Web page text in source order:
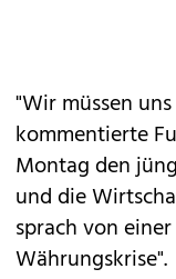
"Wir müssen
kommentierte
Montag den
und die
sprach von
Währungskrise".